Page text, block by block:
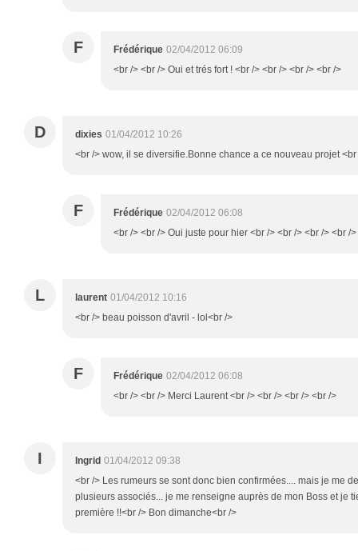
F Frédérique 02/04/2012 06:09
<br /> <br /> Oui et trés fort ! <br /> <br /> <br /> <br />
D dixies 01/04/2012 10:26
<br /> wow, il se diversifie.Bonne chance a ce nouveau projet <br
F Frédérique 02/04/2012 06:08
<br /> <br /> Oui juste pour hier <br /> <br /> <br /> <br />
L laurent 01/04/2012 10:16
<br /> beau poisson d'avril - lol<br />
F Frédérique 02/04/2012 06:08
<br /> <br /> Merci Laurent <br /> <br /> <br /> <br />
I Ingrid 01/04/2012 09:38
<br /> Les rumeurs se sont donc bien confirmées.... mais je me
plusieurs associés... je me renseigne auprès de mon Boss et je
première !!<br /> Bon dimanche<br />